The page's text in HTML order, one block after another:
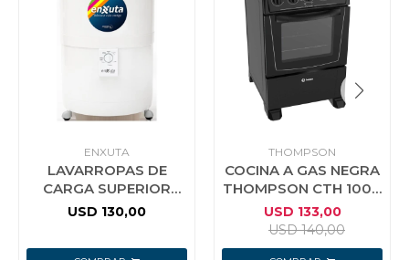
ENXUTA
LAVARROPAS DE
CARGA SUPERIOR
SEMIAUTOMÁTICO
USD 130,00
THOMPSON
COCINA A GAS NEGRA
THOMPSON CTH 1000
F
USD 133,00
USD 140,00